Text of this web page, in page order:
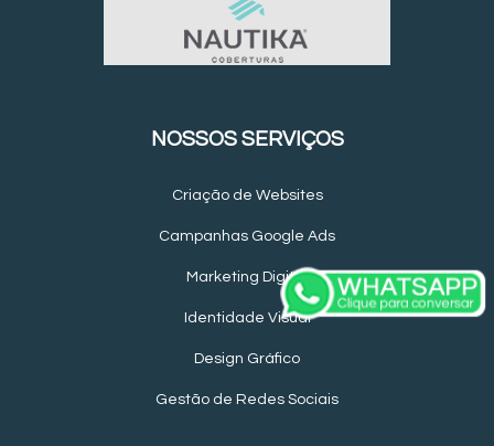
NOSSOS SERVIÇOS
Criação de Websites
Campanhas Google Ads
Marketing Digital
Identidade Visual
Design Gráfico
Gestão de Redes Sociais